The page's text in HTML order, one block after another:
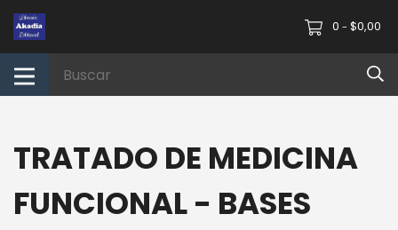
0 - $0,00
TRATADO DE MEDICINA
FUNCIONAL - BASES